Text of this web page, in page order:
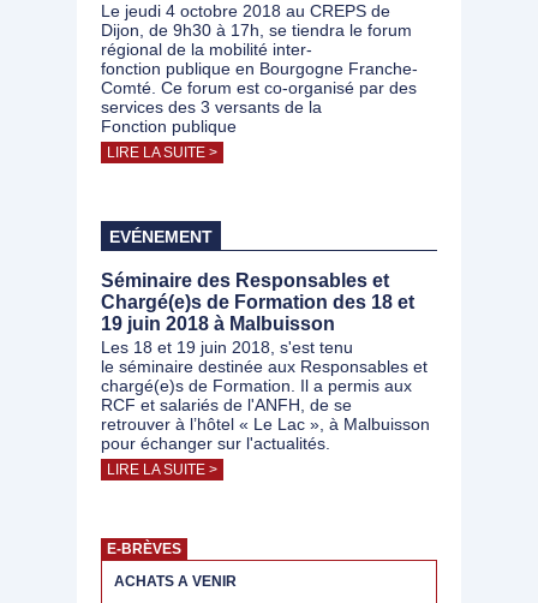
Le jeudi 4 octobre 2018 au CREPS de
Dijon, de 9h30 à 17h, se tiendra le forum
régional de la mobilité inter-
fonction publique en Bourgogne Franche-
Comté. Ce forum est co-organisé par des
services des 3 versants de la
Fonction publique
LIRE LA SUITE >
EVÉNEMENT
Séminaire des Responsables et
Chargé(e)s de Formation des 18 et
19 juin 2018 à Malbuisson
Les 18 et 19 juin 2018, s'est tenu
le séminaire destinée aux Responsables et
chargé(e)s de Formation. Il a permis aux
RCF et salariés de l'ANFH, de se
retrouver à l’hôtel « Le Lac », à Malbuisson
pour échanger sur l'actualités.
LIRE LA SUITE >
E-BRÈVES
ACHATS A VENIR